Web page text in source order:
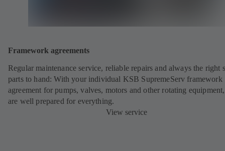
Framework agreements
Regular maintenance service, reliable repairs and always the right
parts to hand: With your individual KSB SupremeServ framework
agreement for pumps, valves, motors and other rotating
are well prepared for everything.
View service